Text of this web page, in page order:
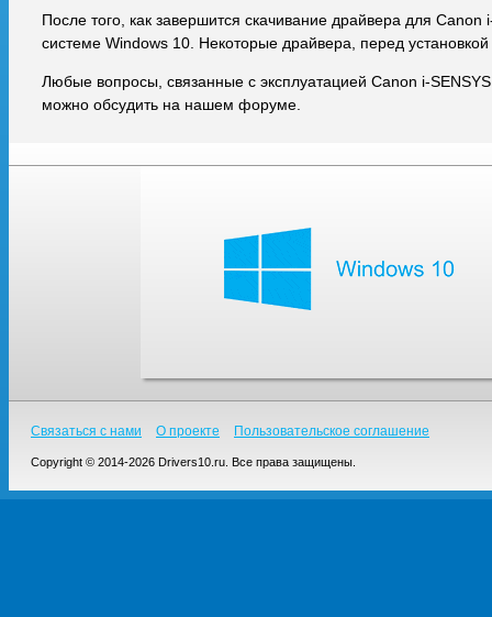
После того, как завершится скачивание драйвера для
системе Windows 10. Некоторые драйвера, перед
Любые вопросы, связанные с эксплуатацией Canon i-
можно обсудить на нашем форуме.
Связаться с нами О проекте Пользовательское соглашение
Copyright © 2014-2026 Drivers10.ru. Все права защищены.